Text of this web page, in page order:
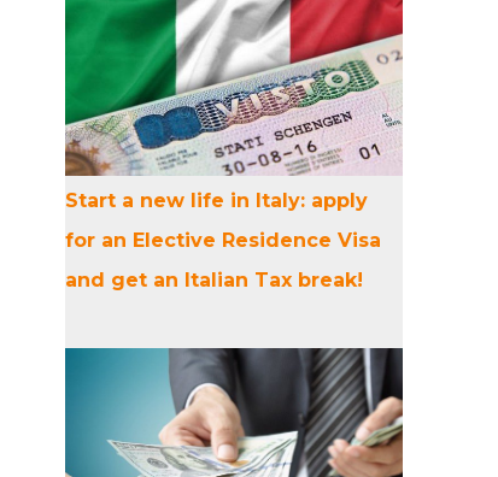
Start a new life in Italy: apply
for an Elective Residence Visa
and get an Italian Tax break!